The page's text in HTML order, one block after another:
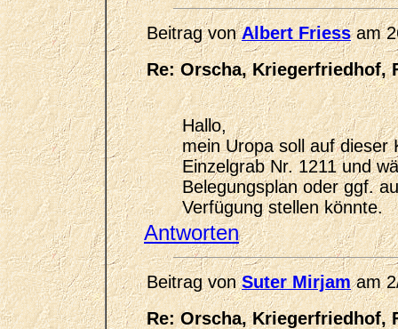
Beitrag vonAlbert Friessam
Re: Orscha, Kriegerfriedhof,
Hallo,
mein Uropa soll auf dieser
Einzelgrab Nr. 1211 und
Belegungsplan oder ggf.
Verfügung stellen könnte.
Antworten
Beitrag vonSuter Mirjamam
Re: Orscha, Kriegerfriedhof,